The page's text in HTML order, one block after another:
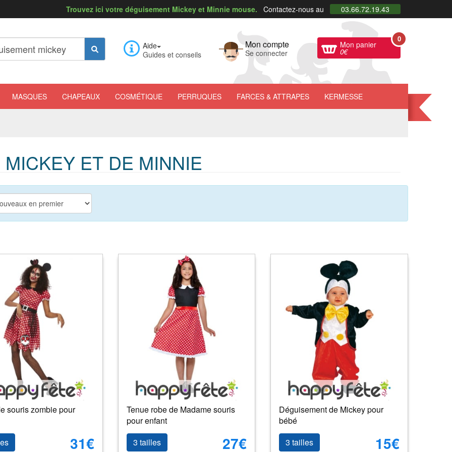
Trouvez ici votre déguisement Mickey et Minnie mouse. Contactez-nous au 03.66.72.19.43
Aide
Guides et conseils
Mon compte
Se connecter
Mon panier
0€
0
MASQUES CHAPEAUX COSMÉTIQUE PERRUQUES FARCES & ATTRAPES KERMESSE
ET DE MINNIE
souris zombie pour
31€
Tenue robe de Madame souris
pour enfant
3 tailles
27€
Déguisement de Mickey pour
bébé
3 tailles
15€